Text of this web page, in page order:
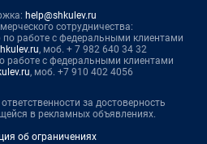
help@shkulev.ru
сотрудничества:
работе с федеральными клиентами
, моб. + 7 982 640 34 32
работе с федеральными клиентами
, моб. +7 910 402 4056
за достоверность
в рекламных объявлениях.
об ограничениях